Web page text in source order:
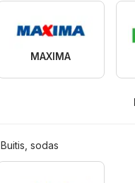
MAXIMA
Buitis, sodas